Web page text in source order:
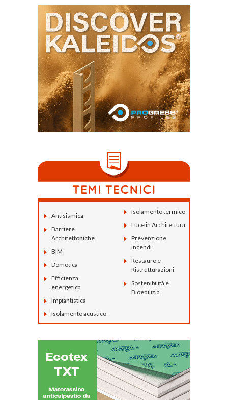
Antisismica
Barriere
Architettoniche
BIM
Domotica
Efficienza
energetica
Impiantistica
Isolamento acustico
Isolamento termico
Luce in Architettura
Prevenzione
incendi
Restauro e
Ristrutturazioni
Sostenibilità e
Bioedilizia